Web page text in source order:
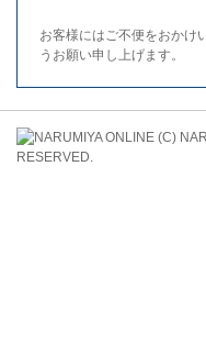
お客様にはご不便をおかけ
うお願い申し上げます。